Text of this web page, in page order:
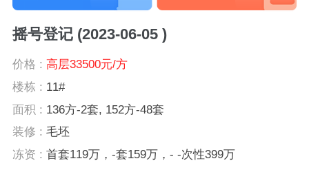
摇号登记 (2023-06-05 )
价格 : 高层33500元/方
楼栋 : 11#
面积 : 136方-2套, 152方-48套
装修 : 毛坯
冻资 : 首套119万，-套159万，- -次性399万